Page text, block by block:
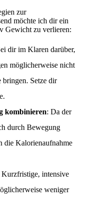
zur
möchte ich dir ein
Gewicht zu verlieren:
dir im Klaren darüber,
möglicherweise nicht
bringen. Setze dir
kombinieren: Da der
durch Bewegung
die Kalorienaufnahme
Kurzfristige, intensive
weniger